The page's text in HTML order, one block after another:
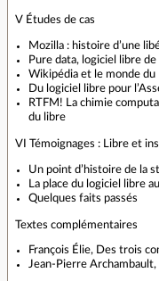
V Études de cas
Mozilla : histoire d’une
Pure data, logiciel libre
Wikipédia et le monde du
Du logiciel libre pour
RTFM! La chimie
du libre
VI Témoignages : Libre et
Un point d’histoire de la
La place du logiciel libre
Quelques faits passés
Textes complémentaires
François Élie, Des trois
Jean-Pierre Archambault,